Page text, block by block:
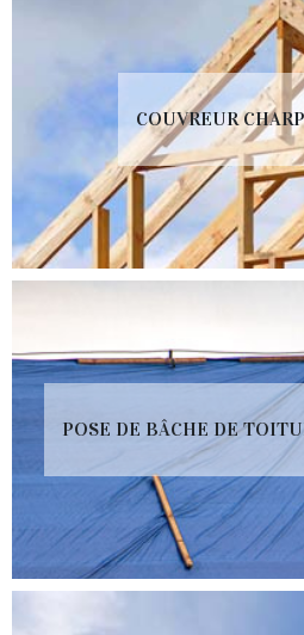
COUVREUR
POSE DE BÂCHE DE